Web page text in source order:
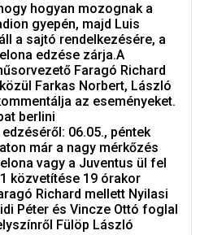
hogyan mozognak a
gyepén, majd Luis
a sajtó rendelkezésére, a
edzése zárja.A
Faragó Richard
Farkas Norbert, László
az eseményeket.
berlini
06.05., péntek
már a nagy mérkőzés
vagy a Juventus ül fel
közvetítése 19 órakor
Richard mellett Nyilasi
Péter és Vincze Ottó foglal
Fülöp László